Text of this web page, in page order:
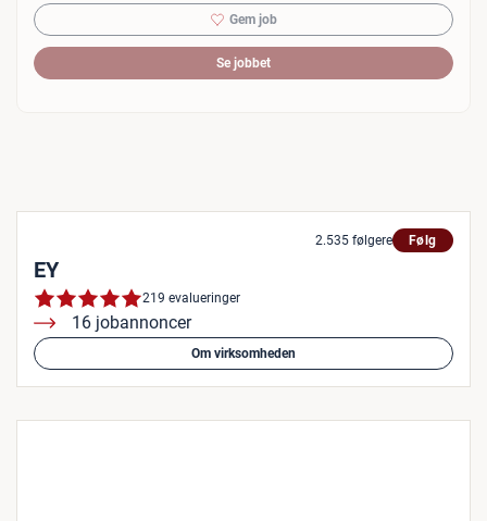
Gem job
Se jobbet
2.535 følgere Følg
EY
219 evalueringer
16 jobannoncer
Om virksomheden